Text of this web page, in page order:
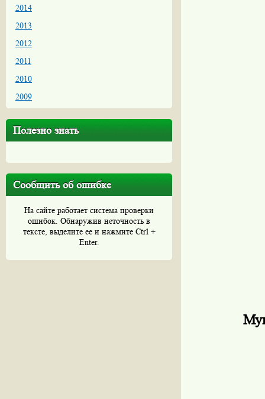
2014
2013
2012
2011
2010
2009
Полезно знать
Сообщить об ошибке
На сайте работает система проверки
ошибок. Обнаружив неточность в
тексте, выделите ее и нажмите Ctrl +
Enter.